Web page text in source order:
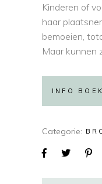
Kinderen of
haar
bemoeien,
Maar kunnen
INFO
Categorie